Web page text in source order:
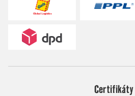
Certifikáty